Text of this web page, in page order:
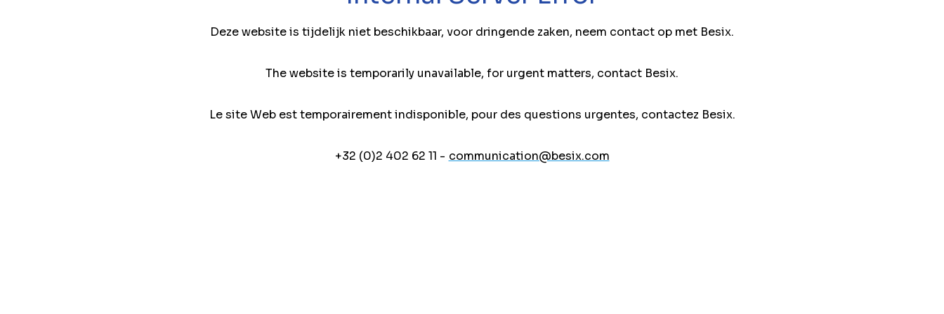
Deze website is tijdelijk niet beschikbaar, voor dringende zaken, neem contact op met Besix.
The website is temporarily unavailable, for urgent matters, contact Besix.
Le site Web est temporairement indisponible, pour des questions urgentes, contactez Besix.
+32 (0)2 402 62 11 - communication@besix.com